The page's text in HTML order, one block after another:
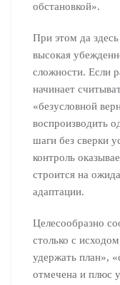
обстановкой».
При этом да
высокая
сложности. Если
начинает
«безусловной
воспроизводить
шаги без сверки
контроль
строится на
адаптации.
Целесообразно
столько с
удержать план»,
отмечена и плюс